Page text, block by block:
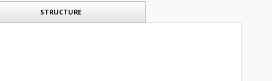
STRUCTURE